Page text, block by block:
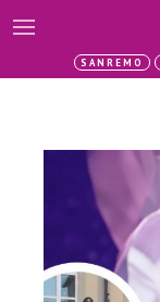
SANREMO